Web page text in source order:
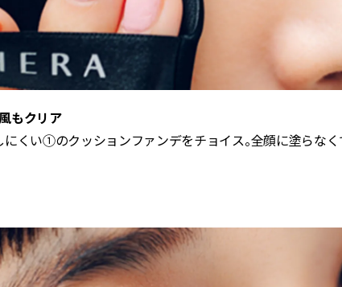
もクリア
くい①のクッションファンデをチョイス。全顔に塗らなく